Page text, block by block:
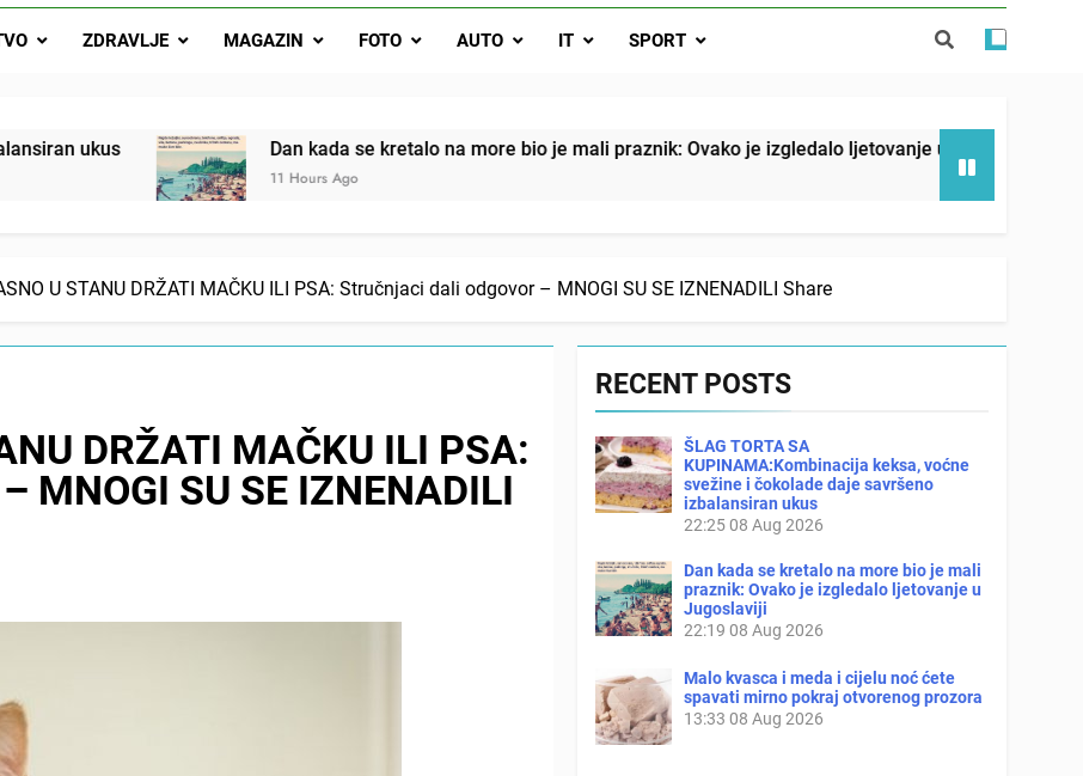
Dan kada se kretalo na more bio je mali praznik: Ovako je izgledalo ljetovanje u Jugoslaviji
Drži jezik za zubima, i gledaj kako se problemi smanjuju – ove 4 stvari ne govori ni rodu rođenom
ZDRAVLJE MAGAZIN FOTO AUTO IT SPORT
Dan kada se kretalo na more bio je mali praznik: Ovako je izgledalo ljetovanje u Jugoslaviji
11 Hours Ago
U STANU DRŽATI MAČKU ILI PSA: Stručnjaci dali odgovor – MNOGI SU SE IZNENADILI Share
DRŽATI MAČKU ILI PSA:
MNOGI SU SE IZNENADILI
RECENT POSTS
ŠLAG TORTA SA
KUPINAMA:Kombinacija keksa, voćne
svežine i čokolade daje savršeno
izbalansiran ukus
22:25 08 Aug 2026
Dan kada se kretalo na more bio je mali
praznik: Ovako je izgledalo ljetovanje u
Jugoslaviji
22:19 08 Aug 2026
Malo kvasca i meda i cijelu noć ćete
spavati mirno pokraj otvorenog prozora
13:33 08 Aug 2026